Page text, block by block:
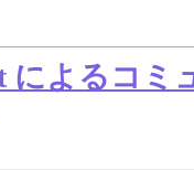
によるコミ